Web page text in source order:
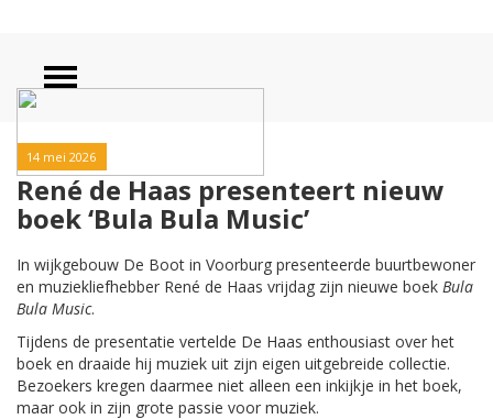
14 mei 2026
René de Haas presenteert nieuw
boek ‘Bula Bula Music’
In wijkgebouw De Boot in Voorburg presenteerde buurtbewoner
en muziekliefhebber René de Haas vrijdag zijn nieuwe boek Bula
Bula Music.
Tijdens de presentatie vertelde De Haas enthousiast over het
boek en draaide hij muziek uit zijn eigen uitgebreide collectie.
Bezoekers kregen daarmee niet alleen een inkijkje in het boek,
maar ook in zijn grote passie voor muziek.